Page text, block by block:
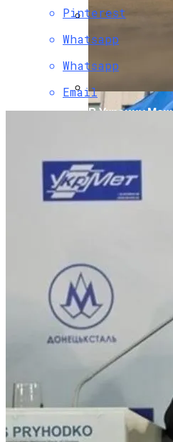
Развенчан
Рыбы
Инаугурация
В Свободе
На Выборах В
В Украину
Названы
Которых
Скорость
Pinterest
Whatsapp
Whatsapp
Email